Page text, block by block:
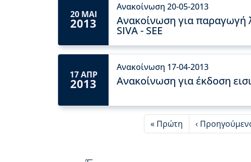
20 ΜΑΙ
2013
Ανακοίνωση 20-05-2013
Ανακοίνωση για παραγωγή
SIVA - SEE
17 ΑΠΡ
2013
Ανακοίνωση 17-04-2013
Ανακοίνωση για έκδοση
First page
« Πρώτη Προηγούμενη
‹